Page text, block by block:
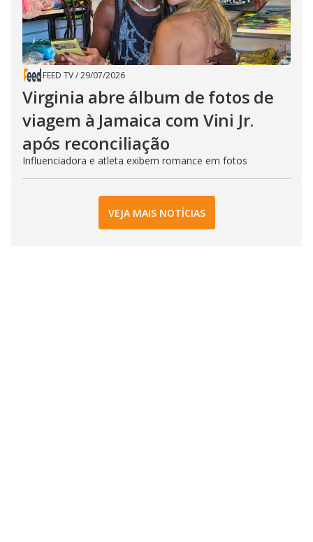
FEED TV/29/07/2026
Virginia abre álbum de fotos de
viagem à Jamaica com Vini Jr.
após reconciliação
Influenciadora e atleta exibem romance em fotos
VEJA MAIS NOTÍCIAS